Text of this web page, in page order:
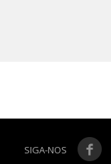
SIGA-NOS